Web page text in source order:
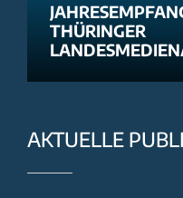
THÜRINGER
AKTUELLE